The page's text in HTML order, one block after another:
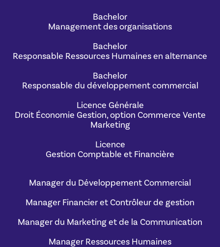
Bachelor
Management des organisations
Bachelor
Responsable Ressources Humaines en alternance
Bachelor
Responsable du développement commercial
Licence Générale
Droit Économie Gestion, option Commerce Vente
Marketing
Licence
Gestion Comptable et Financière
Manager du Développement Commercial
Manager Financier et Contrôleur de gestion
Manager du Marketing et de la Communication
Manager Ressources Humaines